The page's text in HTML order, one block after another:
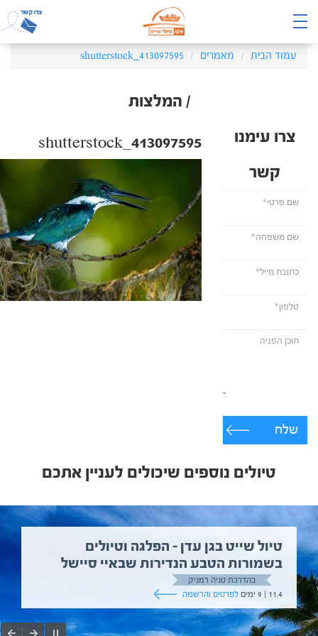
עמוד הבית מאמרים shutterstock_413097595
/ המלצות
צרו עימנו
קשר
שלח
shutterstock_413097595
טיולים נוספים שיכולים לעניין אתכם
טיול שייט בגן עדן – הפלגה וטיולים
בשמורות הטבע הנדירות שבאיי סיישל
בהדרכת טניה רמניק
11.4 | 9 ימים
לפרטים והרשמה